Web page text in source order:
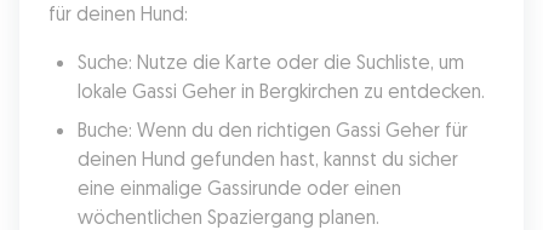
für deinen Hund:
Suche: Nutze die Karte oder die Suchliste, um
lokale Gassi Geher in Bergkirchen zu entdecken.
Buche: Wenn du den richtigen Gassi Geher für
deinen Hund gefunden hast, kannst du sicher
eine einmalige Gassirunde oder einen
wöchentlichen Spaziergang planen.